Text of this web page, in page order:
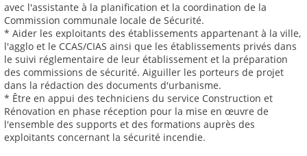
avec l'assistante à la planification et la coordination de la
Commission communale locale de Sécurité.
* Aider les exploitants des établissements appartenant à la ville,
l'agglo et le CCAS/CIAS ainsi que les établissements privés dans
le suivi réglementaire de leur établissement et la préparation
des commissions de sécurité. Aiguiller les porteurs de projet
dans la rédaction des documents d'urbanisme.
* Être en appui des techniciens du service Construction et
Rénovation en phase réception pour la mise en œuvre de
l'ensemble des supports et des formations auprès des
exploitants concernant la sécurité incendie.